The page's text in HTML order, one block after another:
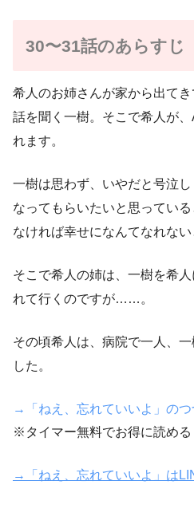
30〜31話のあらすじ
希人のお姉さんが家から出て
話を聞く一樹。そこで希人が
れます。
一樹は思わず、いやだと号泣
なってもらいたいと思ってい
なければ幸せになんてなれない
そこで希人の姉は、一樹を希
れて行くのですが……。
その頃希人は、病院で一人、
した。
→「ねえ、忘れていいよ」のつ
※タイマー無料でお得に読める
→「ねえ、忘れていいよ」は